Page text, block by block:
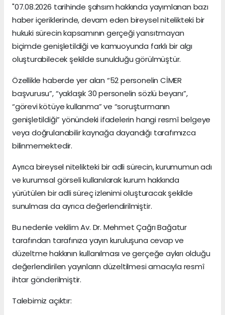
"07.08.2026 tarihinde şahsım hakkında yayımlanan bazı
haber içeriklerinde, devam eden bireysel nitelikteki bir
hukuki sürecin kapsamının gerçeği yansıtmayan
biçimde genişletildiği ve kamuoyunda farklı bir algı
oluşturabilecek şekilde sunulduğu görülmüştür.
Özellikle haberde yer alan “52 personelin CİMER
başvurusu”, “yaklaşık 30 personelin sözlü beyanı”,
“görevi kötüye kullanma” ve “soruşturmanın
genişletildiği” yönündeki ifadelerin hangi resmî belgeye
veya doğrulanabilir kaynağa dayandığı tarafımızca
bilinmemektedir.
Ayrıca bireysel nitelikteki bir adli sürecin, kurumumun adı
ve kurumsal görseli kullanılarak kurum hakkında
yürütülen bir adli süreç izlenimi oluşturacak şekilde
sunulması da ayrıca değerlendirilmiştir.
Bu nedenle vekilim Av. Dr. Mehmet Çağrı Bağatur
tarafından tarafınıza yayın kuruluşuna cevap ve
düzeltme hakkının kullanılması ve gerçeğe aykırı olduğu
değerlendirilen yayınların düzeltilmesi amacıyla resmî
ihtar gönderilmiştir.
Talebimiz açıktır: